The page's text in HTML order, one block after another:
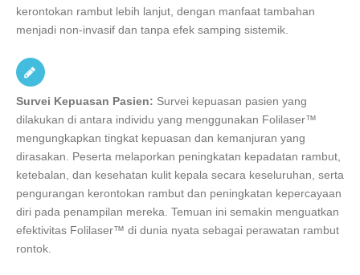
kerontokan rambut lebih lanjut, dengan manfaat tambahan
menjadi non-invasif dan tanpa efek samping sistemik.
Survei Kepuasan Pasien: Survei kepuasan pasien yang
dilakukan di antara individu yang menggunakan Folilaser™
mengungkapkan tingkat kepuasan dan kemanjuran yang
dirasakan. Peserta melaporkan peningkatan kepadatan rambut,
ketebalan, dan kesehatan kulit kepala secara keseluruhan, serta
pengurangan kerontokan rambut dan peningkatan kepercayaan
diri pada penampilan mereka. Temuan ini semakin menguatkan
efektivitas Folilaser™ di dunia nyata sebagai perawatan rambut
rontok.